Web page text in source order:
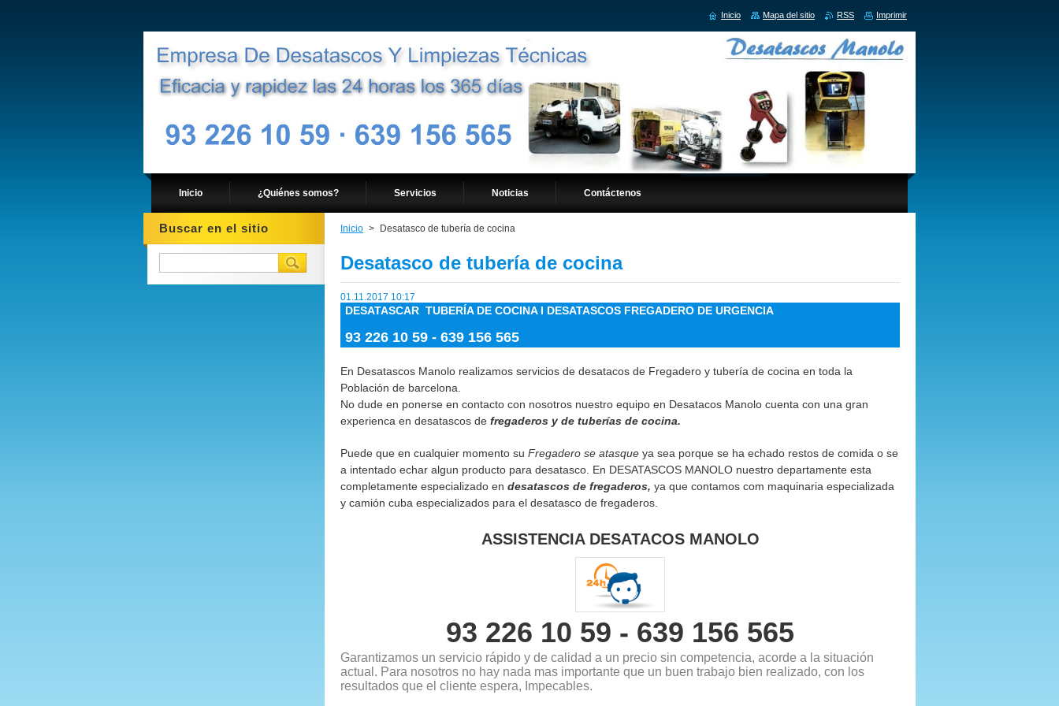
Inicio ¿Quiénes somos? Servicios Noticias Contáctenos
Inicio > Desatasco de tubería de cocina
Desatasco de tubería de cocina
01.11.2017 10:17
DESATASCAR TUBERÍA DE COCINA I DESATASCOS FREGADERO DE URGENCIA
93 226 10 59 - 639 156 565
En Desatascos Manolo realizamos servicios de desatacos de Fregadero y tubería de cocina en toda la
Población de barcelona.
No dude en ponerse en contacto con nosotros nuestro equipo en Desatacos Manolo cuenta con una gran
experienca en desatascos de fregaderos y de tuberías de cocina.
Puede que en cualquier momento su Fregadero se atasque ya sea porque se ha echado restos de comida o se
a intentado echar algun producto para desatasco. En DESATASCOS MANOLO nuestro departamente esta
completamente especializado en desatascos de fregaderos, ya que contamos com maquinaria especializada
y camión cuba especializados para el desatasco de fregaderos.
ASSISTENCIA DESATACOS MANOLO
93 226 10 59 - 639 156 565
Garantizamos un servicio rápido y de calidad a un precio sin competencia, acorde a la situación
actual. Para nosotros no hay nada mas importante que un buen trabajo bien realizado, con los
resultados que el cliente espera, Impecables.
Buscar en el sitio
Inicio Mapa del sitio RSS Imprimir